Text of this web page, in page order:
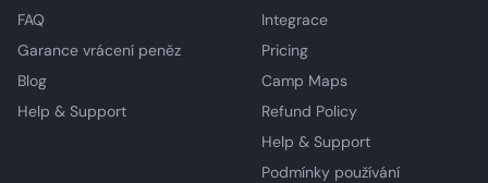
FAQ
Garance vrácení peněz
Blog
Help & Support
Integrace
Pricing
Camp Maps
Refund Policy
Help & Support
Podmínky používání